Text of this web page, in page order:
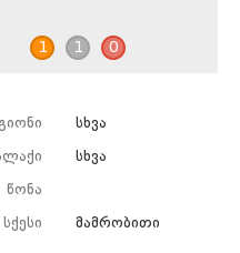
1 1 0
სხვა
სხვა
წონა
სქესი მამრობითი